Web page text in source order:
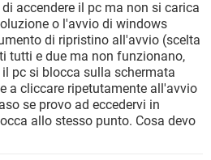
WHATSAPP
FACEBOOK
WINDOWS 10
WHATSAPP
FACEBOOK
accendere il pc ma non si carica
o l'avvio di windows
di ripristino all'avvio (scelta
tutti e due ma non funzionano,
pc si blocca sulla schermata
a cliccare ripetutamente all'avvio
se provo ad eccedervi in
allo stesso punto. Cosa devo